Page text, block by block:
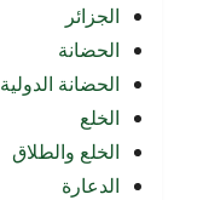
الجزائر
الحضانة
الحضانة الدولية
الخلع
الخلع والطلاق
الدعارة